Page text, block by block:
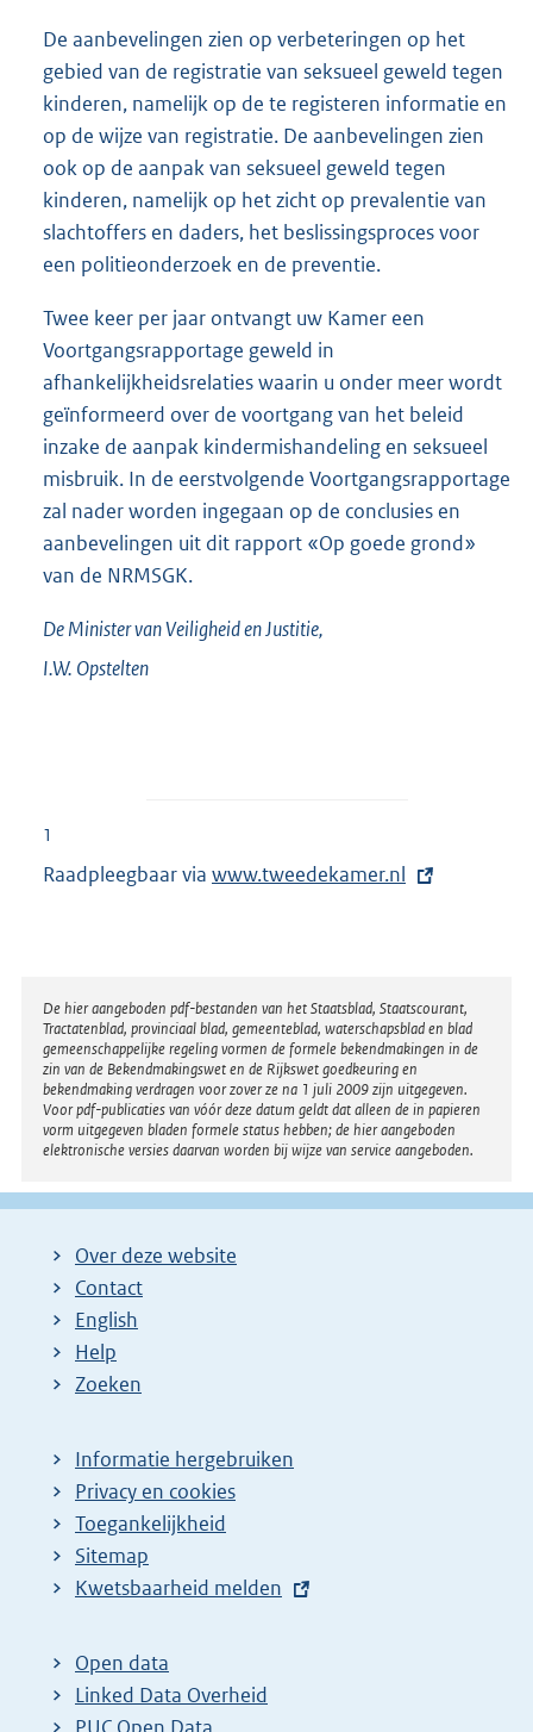
De aanbevelingen zien op verbeteringen op het
gebied van de registratie van seksueel geweld tegen
kinderen, namelijk op de te registeren informatie en
op de wijze van registratie. De aanbevelingen zien
ook op de aanpak van seksueel geweld tegen
kinderen, namelijk op het zicht op prevalentie van
slachtoffers en daders, het beslissingsproces voor
een politieonderzoek en de preventie.
Twee keer per jaar ontvangt uw Kamer een
Voortgangsrapportage geweld in
afhankelijkheidsrelaties waarin u onder meer wordt
geïnformeerd over de voortgang van het beleid
inzake de aanpak kindermishandeling en seksueel
misbruik. In de eerstvolgende Voortgangsrapportage
zal nader worden ingegaan op de conclusies en
aanbevelingen uit dit rapport «Op goede grond»
van de NRMSGK.
De Minister van Veiligheid en Justitie,
I.W. Opstelten
1
Raadpleegbaar via E
r
n
e
l
i
n
k
www.tweedekamer.nl
Disclaimer
De hier aangeboden pdf-bestanden van het Staatsblad, Staatscourant,
Tractatenblad, provinciaal blad, gemeenteblad, waterschapsblad en blad
gemeenschappelijke regeling vormen de formele bekendmakingen in de
zin van de Bekendmakingswet en de Rijkswet goedkeuring en
bekendmaking verdragen voor zover ze na 1 juli 2009 zijn uitgegeven.
Voor pdf-publicaties van vóór deze datum geldt dat alleen de in papieren
vorm uitgegeven bladen formele status hebben; de hier aangeboden
elektronische versies daarvan worden bij wijze van service aangeboden.
Over deze website
Contact
English
Help
Zoeken
Informatie hergebruiken
Privacy en cookies
Toegankelijkheid
Sitemap
E
t
e
r
Kwetsbaarheid melden
Open data
Linked Data Overheid